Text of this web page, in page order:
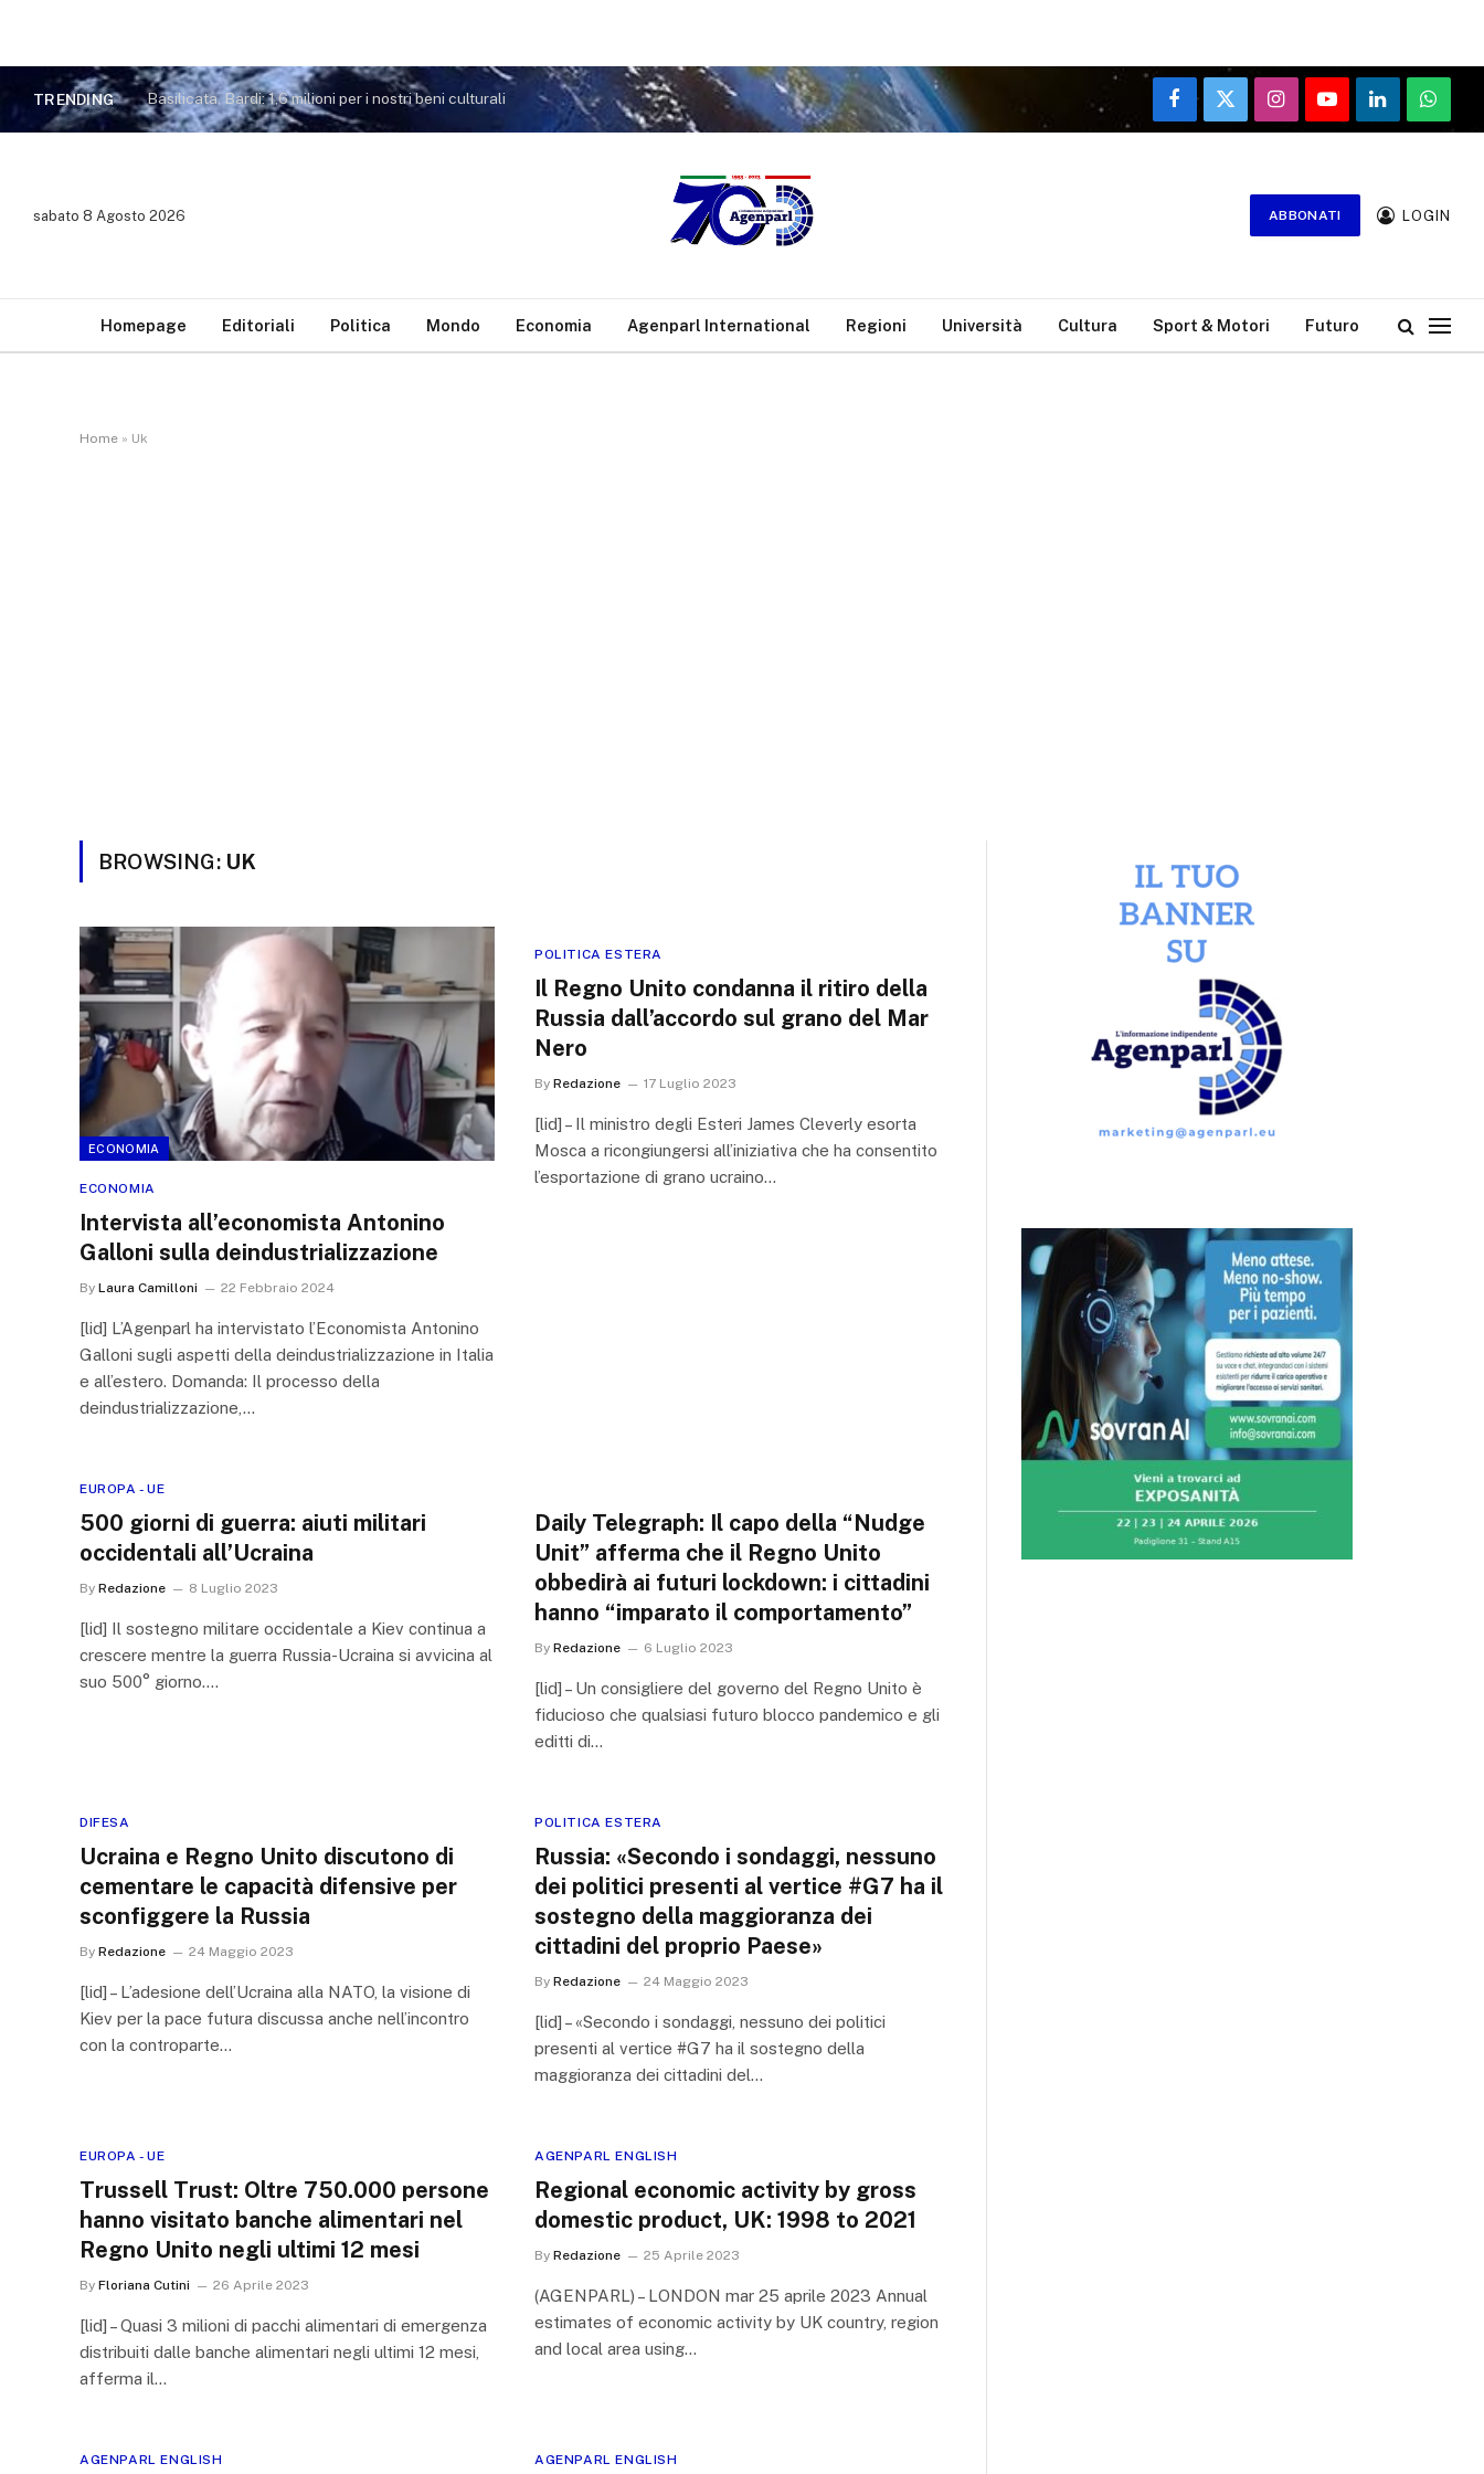
TRENDING Basilicata, Bardi: 1,6 milioni per i nostri beni culturali
Facebook
X
(Twitter)
InstagramYouTubeLinkedIn
sabato 8 Agosto 2026 ABBONATI LOGIN
Homepage Editoriali Politica Mondo Economia Agenparl International Regioni Università Cultura Sport & Motori Futuro
Home » Uk
BROWSING: UK
ECONOMIA
ECONOMIA
Intervista all’economista Antonino
Galloni sulla deindustrializzazione
By Laura Camilloni 22 Febbraio 2024
[lid] L’Agenparl ha intervistato l’Economista Antonino
Galloni sugli aspetti della deindustrializzazione in Italia
e all’estero. Domanda: Il processo della
deindustrializzazione,…
POLITICA ESTERA
Il Regno Unito condanna il ritiro della
Russia dall’accordo sul grano del Mar
Nero
By Redazione 17 Luglio 2023
[lid] – Il ministro degli Esteri James Cleverly esorta
Mosca a ricongiungersi all’iniziativa che ha consentito
l’esportazione di grano ucraino…
EUROPA - UE
500 giorni di guerra: aiuti militari
occidentali all’Ucraina
By Redazione 8 Luglio 2023
[lid] Il sostegno militare occidentale a Kiev continua a
crescere mentre la guerra Russia-Ucraina si avvicina al
suo 500° giorno.…
Daily Telegraph: Il capo della “Nudge
Unit” afferma che il Regno Unito
obbedirà ai futuri lockdown: i cittadini
hanno “imparato il comportamento”
By Redazione 6 Luglio 2023
[lid] – Un consigliere del governo del Regno Unito è
fiducioso che qualsiasi futuro blocco pandemico e gli
editti di…
DIFESA
Ucraina e Regno Unito discutono di
cementare le capacità difensive per
sconfiggere la Russia
By Redazione 24 Maggio 2023
[lid] – L’adesione dell’Ucraina alla NATO, la visione di
Kiev per la pace futura discussa anche nell’incontro
con la controparte…
POLITICA ESTERA
Russia: «Secondo i sondaggi, nessuno
dei politici presenti al vertice #G7 ha il
sostegno della maggioranza dei
cittadini del proprio Paese»
By Redazione 24 Maggio 2023
[lid] – «Secondo i sondaggi, nessuno dei politici
presenti al vertice #G7 ha il sostegno della
maggioranza dei cittadini del…
EUROPA - UE
Trussell Trust: Oltre 750.000 persone
hanno visitato banche alimentari nel
Regno Unito negli ultimi 12 mesi
By Floriana Cutini 26 Aprile 2023
[lid] – Quasi 3 milioni di pacchi alimentari di emergenza
distribuiti dalle banche alimentari negli ultimi 12 mesi,
afferma il…
AGENPARL ENGLISH
Regional economic activity by gross
domestic product, UK: 1998 to 2021
By Redazione 25 Aprile 2023
(AGENPARL) – LONDON mar 25 aprile 2023 Annual
estimates of economic activity by UK country, region
and local area using…
AGENPARL ENGLISH AGENPARL ENGLISH